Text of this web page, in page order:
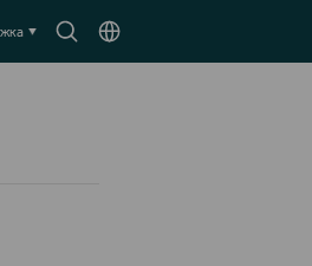
SearchВыберите